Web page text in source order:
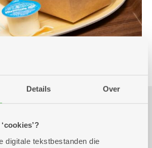
Details Over
digitale tekstbestanden die